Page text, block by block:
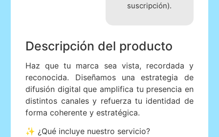
suscripción).
Descripción del producto
Haz que tu marca sea vista, recordada y
reconocida. Diseñamos una estrategia de
difusión digital que amplifica tu presencia en
distintos canales y refuerza tu identidad de
forma coherente y estratégica.
✨ ¿Qué incluye nuestro servicio?